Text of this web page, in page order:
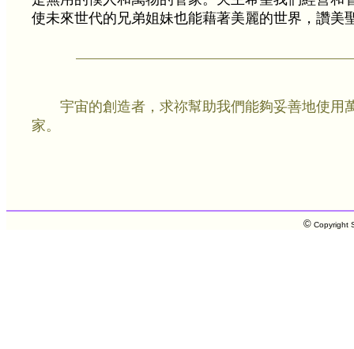
使未來世代的兄弟姐妹也能藉著美麗的世界，讚美
宇宙的創造者，求祢幫助我們能夠妥善地使用
家。
© Copyright